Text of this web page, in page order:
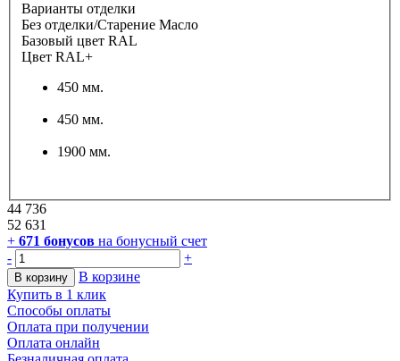
Варианты отделки
Без отделки/Старение Масло
Базовый цвет RAL
Цвет RAL+
450 мм.
450 мм.
1900 мм.
44 736
52 631
+ 671 бонусов на бонусный счет
-
+
В корзину
В корзине
Купить в 1 клик
Способы оплаты
Оплата при получении
Оплата онлайн